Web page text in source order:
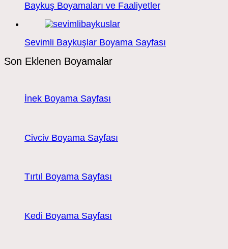
Baykuş Boyamaları ve Faaliyetler
Sevimli Baykuşlar Boyama Sayfası
Son Eklenen Boyamalar
İnek Boyama Sayfası
Civciv Boyama Sayfası
Tırtıl Boyama Sayfası
Kedi Boyama Sayfası